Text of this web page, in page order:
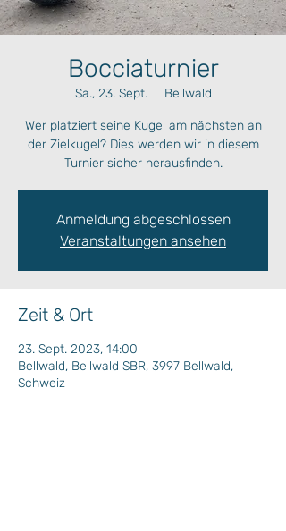
Bocciaturnier
Sa., 23. Sept.
  |
Bellwald
Wer platziert seine Kugel am nächsten an
der Zielkugel? Dies werden wir in diesem
Turnier sicher herausfinden.
Anmeldung abgeschlossen
Veranstaltungen ansehen
Zeit & Ort
23. Sept. 2023, 14:00
Bellwald, Bellwald SBR, 3997 Bellwald,
Schweiz